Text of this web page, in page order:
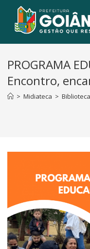
PROGRAMA
Encontro,
> Midiateca > Biblioteca